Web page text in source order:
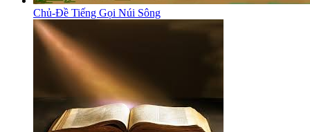
Chủ-Đề Tiếng Gọi Núi Sông